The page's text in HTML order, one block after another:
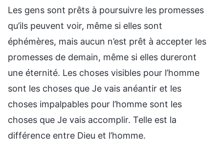
Les gens sont prêts à poursuivre les promesses
qu’ils peuvent voir, même si elles sont
éphémères, mais aucun n’est prêt à accepter les
promesses de demain, même si elles dureront
une éternité. Les choses visibles pour l’homme
sont les choses que Je vais anéantir et les
choses impalpables pour l’homme sont les
choses que Je vais accomplir. Telle est la
différence entre Dieu et l’homme.